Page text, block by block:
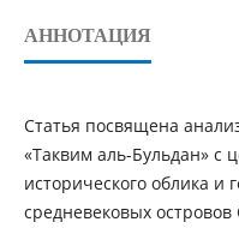
АННОТАЦИЯ
Статья посвящена
«Таквим аль-Бульдан» с
исторического облика и
средневековых